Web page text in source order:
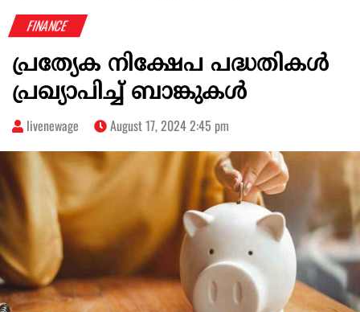
FINANCE
പ്രത്യേക നിക്ഷേപ പദ്ധതികൾ
പ്രഖ്യാപിച്ച് ബാങ്കുകൾ
livenewage August 17, 2024 2:45 pm